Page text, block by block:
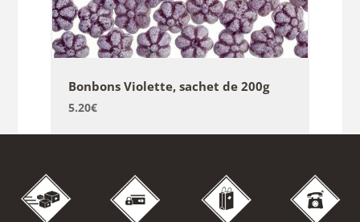
Bonbons Violette, sachet de 200g
5.20€